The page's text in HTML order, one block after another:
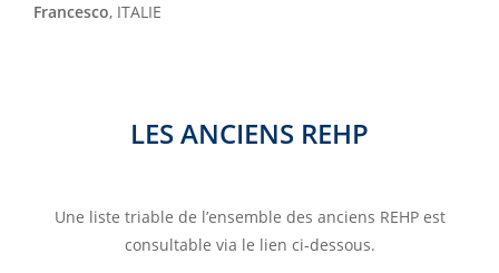
Francesco, ITALIE
LES ANCIENS REHP
Une liste triable de l’ensemble des anciens REHP est
consultable via le lien ci-dessous.